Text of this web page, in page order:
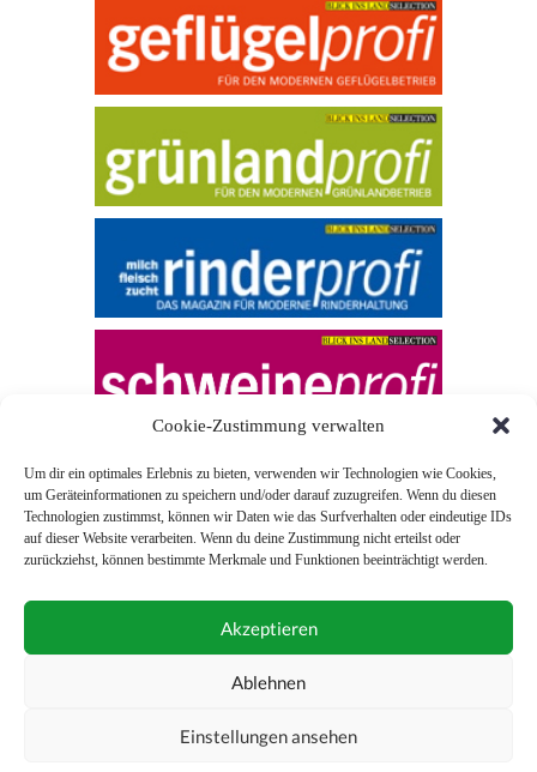
Cookie-Zustimmung verwalten
Um dir ein optimales Erlebnis zu bieten, verwenden wir Technologien wie Cookies,
um Geräteinformationen zu speichern und/oder darauf zuzugreifen. Wenn du diesen
Technologien zustimmst, können wir Daten wie das Surfverhalten oder eindeutige IDs
auf dieser Website verarbeiten. Wenn du deine Zustimmung nicht erteilst oder
zurückziehst, können bestimmte Merkmale und Funktionen beeinträchtigt werden.
Akzeptieren
Ablehnen
Einstellungen ansehen
© 2026 Blick ins Land
Unterstützt durch
0043 (0)1 581 28 90 0
Impressum